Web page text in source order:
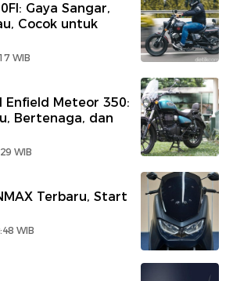
Gaya Sangar,
Cocok untuk
WIB
Enfield Meteor 350:
Bertenaga, dan
WIB
Terbaru, Start
WIB